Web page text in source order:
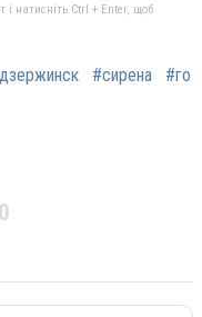
і натисніть Ctrl + Enter, щоб
#сирена #го